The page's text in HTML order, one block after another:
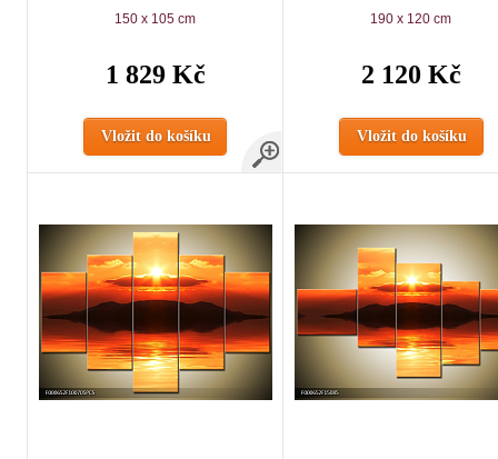
150 x 105 cm
1 829 Kč
Vložit do košíku
190 x 120 cm
2 120 Kč
Vložit do košíku